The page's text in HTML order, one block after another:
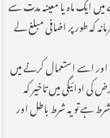
کہ طور پر اضافی مبلغ لے
اسے استعمال کرنے میں
ادائیگی میں تاخیر کہ
ہے تو یہ شرط باطل اور